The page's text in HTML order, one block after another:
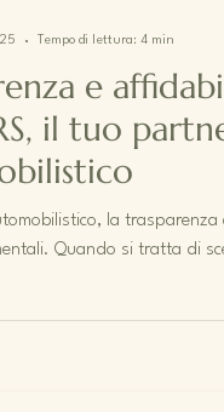
e
il tuo
la
Quando si tratta di
Tempo di lettura: 4 min